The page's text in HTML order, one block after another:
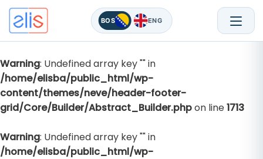
BOS ENG
Skip
to
content
Warning: Undefined array key "" in
/home/elisba/public_html/wp-
content/themes/neve/header-footer-
grid/Core/Builder/Abstract_Builder.phpon line1713
Warning: Undefined array key "" in
/home/elisba/public_html/wp-